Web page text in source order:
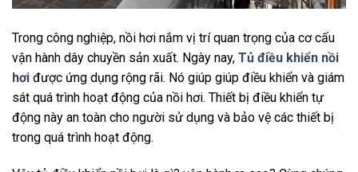
Trong công nghiệp, nồi hơi nắm vị trí quan trọng của cơ cấu
vận hành dây chuyền sản xuất. Ngày nay, Tủ điều khiển nồi
hơi được ứng dụng rộng rãi. Nó giúp giúp điều khiển và giám
sát quá trình hoạt động của nồi hơi. Thiết bị điều khiển tự
động này an toàn cho người sử dụng và bảo vệ các thiết bị
trong quá trình hoạt động.